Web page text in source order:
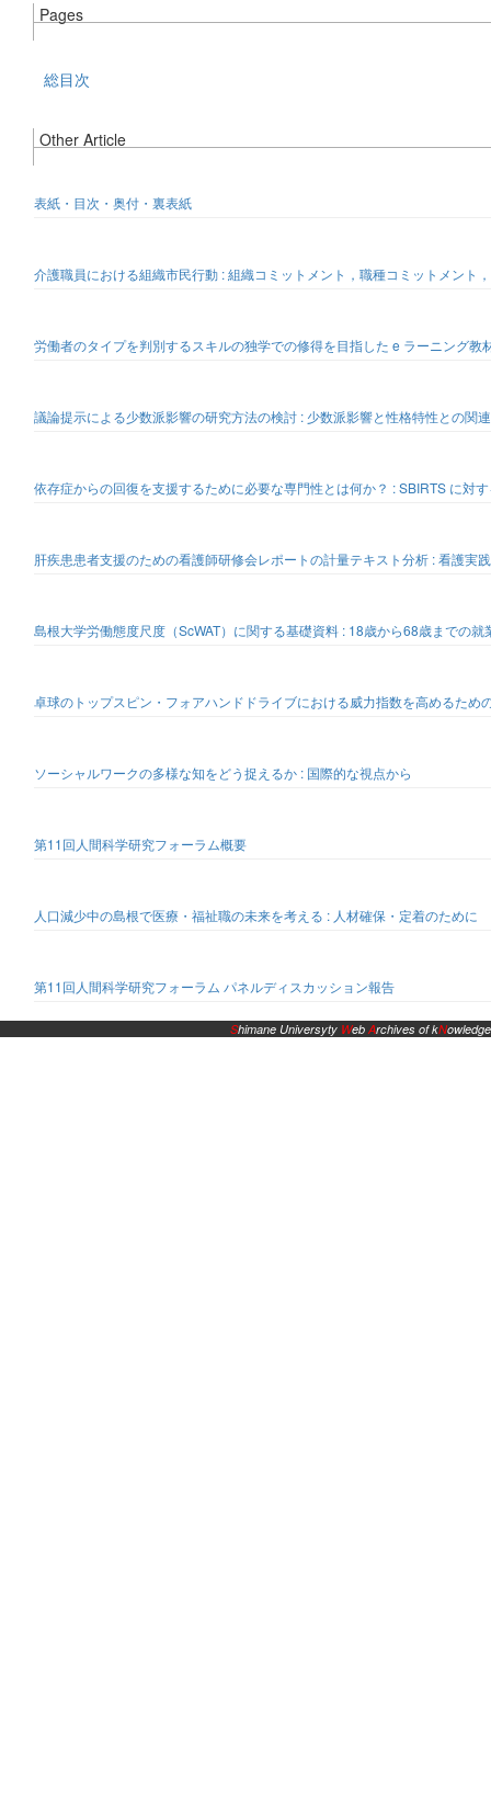
Pages
総目次
Other Article
表紙・目次・奥付・裏表紙
介護職員における組織市民行動 : 組織コミットメント，職種コミットメント
労働者のタイプを判別するスキルの独学での修得を目指した e ラーニング教
議論提示による少数派影響の研究方法の検討 : 少数派影響と性格特性との関連
依存症からの回復を支援するために必要な専門性とは何か？ : SBIRTS に対
肝疾患患者支援のための看護師研修会レポートの計量テキスト分析 : 看護実
島根大学労働態度尺度（ScWAT）に関する基礎資料 : 18歳から68歳までの
卓球のトップスピン・フォアハンドドライブにおける威力指数を高めるため
ソーシャルワークの多様な知をどう捉えるか : 国際的な視点から
第11回人間科学研究フォーラム概要
人口減少中の島根で医療・福祉職の未来を考える : 人材確保・定着のために
第11回人間科学研究フォーラム パネルディスカッション報告
Shimane Universyty WebArchives of kNowledge